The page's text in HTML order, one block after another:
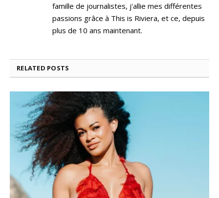
famille de journalistes, j'allie mes différentes
passions grâce à This is Riviera, et ce, depuis
plus de 10 ans maintenant.
RELATED POSTS